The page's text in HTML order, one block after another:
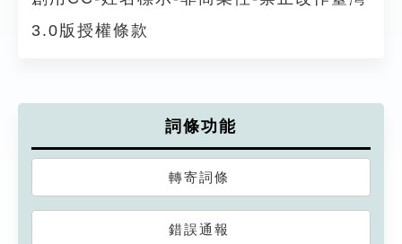
3.0版授權條款
詞條功能
轉寄詞條
錯誤通報